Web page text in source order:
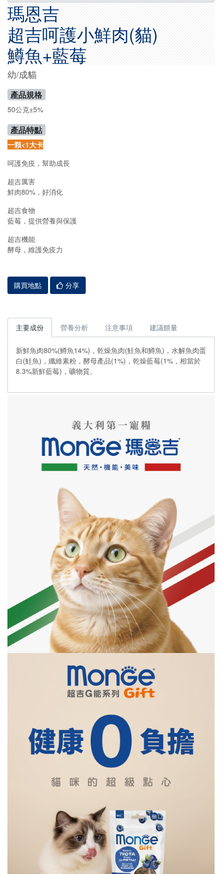
瑪恩吉
超吉呵護小鮮肉(貓)
鱒魚+藍莓
幼/成貓
產品規格
50公克±5%
產品特點
一顆<1大卡
呵護免疫，幫助成長
超吉厲害
鮮肉80%，好消化
超吉食物
藍莓，提供營養與保護
超吉機能
酵母，維護免疫力
購買地點 分享
主要成份 營養分析 注意事項 建議餵量
新鮮魚肉80%(鱒魚14%)，乾燥魚肉(鮭魚和鱒魚)，水解魚肉蛋
白(鮭魚)，纖維素粉，酵母產品(1%)，乾燥藍莓(1%，相當於
8.3%新鮮藍莓)，礦物質。